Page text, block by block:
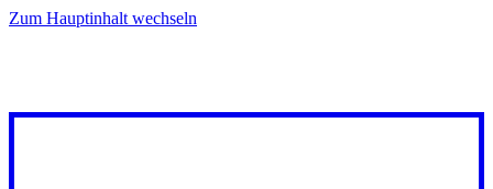
Zum Hauptinhalt wechseln